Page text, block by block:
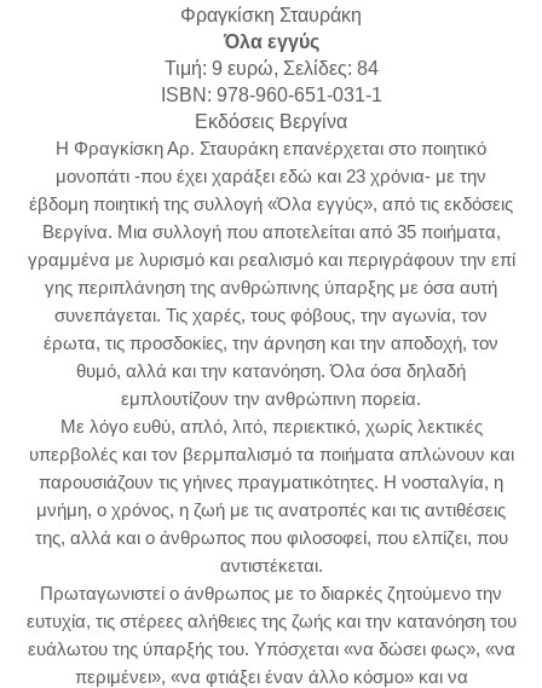
Φραγκίσκη Σταυράκη
Όλα εγγύς
Τιμή: 9 ευρώ, Σελίδες: 84
ISBN: 978-960-651-031-1
Εκδόσεις Βεργίνα
Η Φραγκίσκη Αρ. Σταυράκη επανέρχεται στο ποιητικό
μονοπάτι -που έχει χαράξει εδώ και 23 χρόνια- με την
έβδομη ποιητική της συλλογή «Όλα εγγύς», από τις εκδόσεις
Βεργίνα. Μια συλλογή που αποτελείται από 35 ποιήματα,
γραμμένα με λυρισμό και ρεαλισμό και περιγράφουν την επί
γης περιπλάνηση της ανθρώπινης ύπαρξης με όσα αυτή
συνεπάγεται. Τις χαρές, τους φόβους, την αγωνία, τον
έρωτα, τις προσδοκίες, την άρνηση και την αποδοχή, τον
θυμό, αλλά και την κατανόηση. Όλα όσα δηλαδή
εμπλουτίζουν την ανθρώπινη πορεία.
Με λόγο ευθύ, απλό, λιτό, περιεκτικό, χωρίς λεκτικές
υπερβολές και τον βερμπαλισμό τα ποιήματα απλώνουν και
παρουσιάζουν τις γήινες πραγματικότητες. Η νοσταλγία, η
μνήμη, ο χρόνος, η ζωή με τις ανατροπές και τις αντιθέσεις
της, αλλά και ο άνθρωπος που φιλοσοφεί, που ελπίζει, που
αντιστέκεται.
Πρωταγωνιστεί ο άνθρωπος με το διαρκές ζητούμενο την
ευτυχία, τις στέρεες αλήθειες της ζωής και την κατανόηση του
ευάλωτου της ύπαρξής του. Υπόσχεται «να δώσει φως», «να
περιμένει», «να φτιάξει έναν άλλο κόσμο» και να